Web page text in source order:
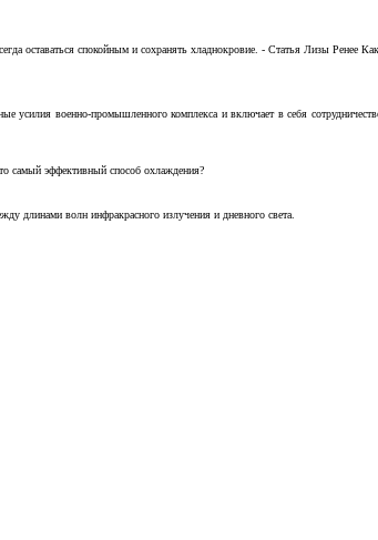
оставаться спокойным и сохранять хладнокровие. - Статья Лизы Ренее Как
усилия военно-промышленного комплекса и включает в себя
самый эффективный способ охлаждения?
длинами волн инфракрасного излучения и дневного света.